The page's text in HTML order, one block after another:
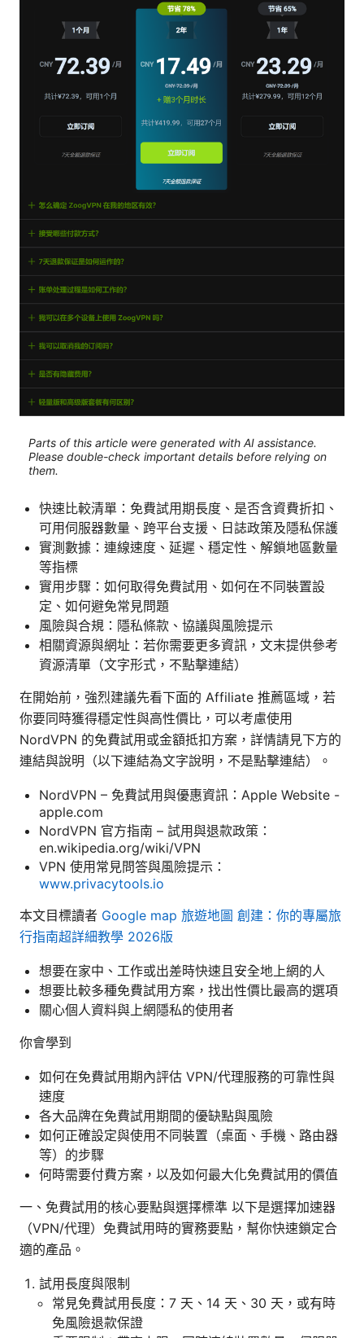
Parts of this article were generated with AI assistance.
Please double-check important details before relying on
them.
快速比較清單：免費試用期長度、是否含資費折扣、
可用伺服器數量、跨平台支援、日誌政策及隱私保護
實測數據：連線速度、延遲、穩定性、解鎖地區數量
等指標
實用步驟：如何取得免費試用、如何在不同裝置設
定、如何避免常見問題
風險與合規：隱私條款、協議與風險提示
相關資源與網址：若你需要更多資訊，文末提供參考
資源清單（文字形式，不點擊連結）
在開始前，強烈建議先看下面的 Affiliate 推薦區域，若
你要同時獲得穩定性與高性價比，可以考慮使用
NordVPN 的免費試用或金額抵扣方案，詳情請見下方的
連結與說明（以下連結為文字說明，不是點擊連結）。
NordVPN – 免費試用與優惠資訊：Apple Website -
apple.com
NordVPN 官方指南 – 試用與退款政策：
en.wikipedia.org/wiki/VPN
VPN 使用常見問答與風險提示：
www.privacytools.io
本文目標讀者 Google map 旅遊地圖 創建：你的專屬旅
行指南超詳細教學 2026版
想要在家中、工作或出差時快速且安全地上網的人
想要比較多種免費試用方案，找出性價比最高的選項
關心個人資料與上網隱私的使用者
你會學到
如何在免費試用期內評估 VPN/代理服務的可靠性與
速度
各大品牌在免費試用期間的優缺點與風險
如何正確設定與使用不同裝置（桌面、手機、路由器
等）的步驟
何時需要付費方案，以及如何最大化免費試用的價值
一、免費試用的核心要點與選擇標準 以下是選擇加速器
（VPN/代理）免費試用時的實務要點，幫你快速鎖定合
適的產品。
試用長度與限制
常見免費試用長度：7 天、14 天、30 天，或有時
免風險退款保證